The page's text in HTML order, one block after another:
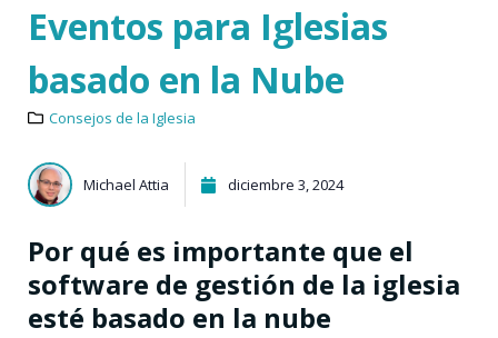
Eventos para Iglesias
basado en la Nube
Consejos de la Iglesia
Michael Attia diciembre 3, 2024
Por qué es importante que el
software de gestión de la iglesia
esté basado en la nube